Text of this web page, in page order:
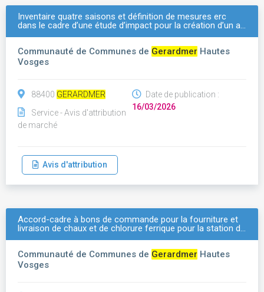
Inventaire quatre saisons et définition de mesures erc
dans le cadre d’une étude d’impact pour la création d’un a…
Communauté de Communes de Gerardmer Hautes
Vosges
88400 GERARDMER
Service - Avis d'attribution
de marché
Date de publication :
16/03/2026
Avis d'attribution
Accord-cadre à bons de commande pour la fourniture et
livraison de chaux et de chlorure ferrique pour la station d…
Communauté de Communes de Gerardmer Hautes
Vosges